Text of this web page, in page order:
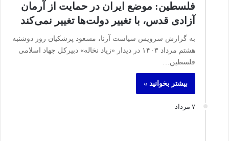
فلسطین: موضع ایران در حمایت از آرمان
آزادی قدس، با تغییر دولت‌ها تغییر نمی‌کند
به گزارش سرویس سیاست آرنا، مسعود پزشکیان روز دوشنبه
هشتم مرداد ۱۴۰۳ در دیدار «زیاد نخاله» دبیرکل جهاد اسلامی
فلسطین…
بیشتر بخوانید »
۷ مرداد